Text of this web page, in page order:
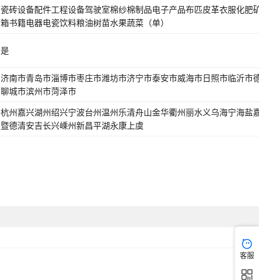
瓷砖设备配件工程设备驾驶室棉纱棉制品电子产品布匹皮革衣服化肥
箱书籍电器电瓷饮料粮油树苗水果蔬菜 （单）
是
济南市青岛市淄博市枣庄市潍坊市济宁市泰安市威海市日照市临沂市
聊城市滨州市菏泽市
杭州嘉兴湖州绍兴宁波台州温州乐清舟山金华衢州丽水义乌海宁海盐
暨德清安吉长兴嵊州新昌平湖永康上虞
客服